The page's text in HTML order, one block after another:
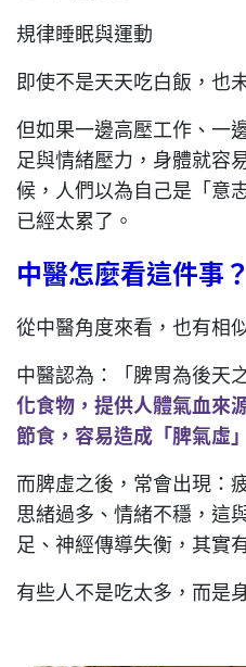
規律睡眠與運動
即使不是天天吃白飯，也
但如果一邊高壓工作、一
足與情緒壓力，身體就容
候，人們以為自己是「意
已經太累了。
中醫怎麼看這件事？
從中醫角度來看，也有相
中醫認為：「脾胃為後天
化食物，提供人體氣血來
節食，容易造成「脾氣虛
而脾虛之後，常會出現：
思緒過多、情緒不穩，這
足、神經傳導失衡，其實
有些人不是吃太多，而是